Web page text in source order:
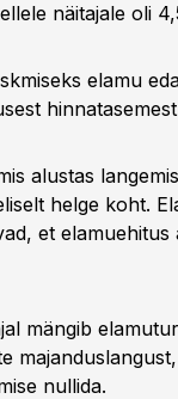
näitajale oli
elamu
alustas
helge koht.
et
mängib
nullida.